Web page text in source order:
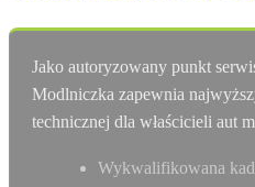
Jako autoryzowany punkt
Modlniczka zapewnia
technicznej dla właścicieli aut
Wykwalifikowana